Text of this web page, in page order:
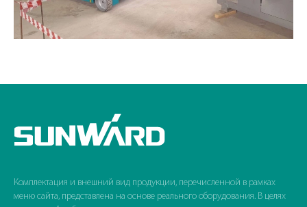
Комплектация и внешний вид продукции, перечисленной в рамках
меню сайта, представлена на основе реального оборудования. В целях